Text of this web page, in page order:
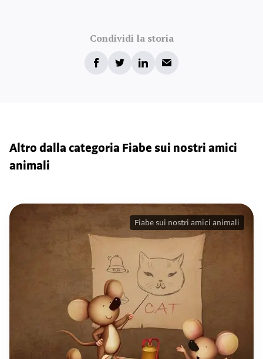
Condividi la storia
Altro dalla categoria Fiabe sui nostri amici
animali
Fiabe sui nostri amici animali